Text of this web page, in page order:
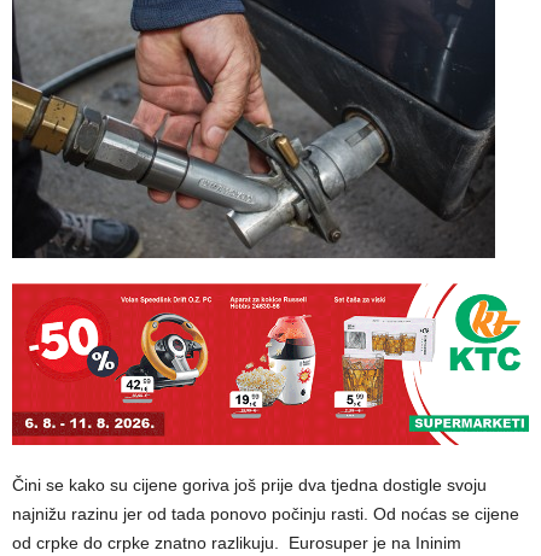
Čini se kako su cijene goriva još prije dva tjedna dostigle svoju
najnižu razinu jer od tada ponovo počinju rasti. Od noćas se cijene
od crpke do crpke znatno razlikuju. Eurosuper je na Ininim